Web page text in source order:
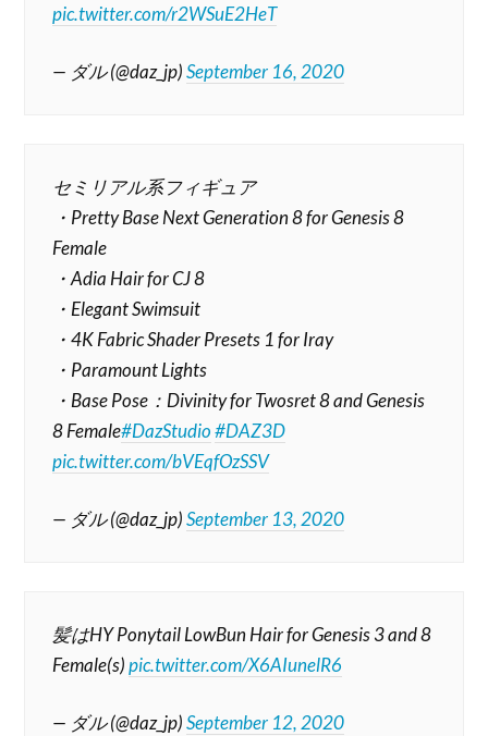
pic.twitter.com/r2WSuE2HeT
— ダル (@daz_jp)September 16, 2020
セミリアル系フィギュア
・Pretty Base Next Generation 8 for Genesis 8
Female
・Adia Hair for CJ 8
・Elegant Swimsuit
・4K Fabric Shader Presets 1 for Iray
・Paramount Lights
・Base Pose：Divinity for Twosret 8 and Genesis
8 Female#DazStudio #DAZ3D
pic.twitter.com/bVEqfOzSSV
— ダル (@daz_jp)September 13, 2020
髪はHY Ponytail LowBun Hair for Genesis 3 and 8
Female(s)pic.twitter.com/X6AIunelR6
— ダル (@daz_jp)September 12, 2020